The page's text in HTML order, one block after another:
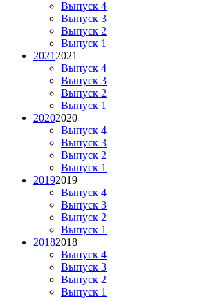
Выпуск 4
Выпуск 3
Выпуск 2
Выпуск 1
2021 2021
Выпуск 4
Выпуск 3
Выпуск 2
Выпуск 1
20202020
Выпуск 4
Выпуск 3
Выпуск 2
Выпуск 1
20192019
Выпуск 4
Выпуск 3
Выпуск 2
Выпуск 1
20182018
Выпуск 4
Выпуск 3
Выпуск 2
Выпуск 1